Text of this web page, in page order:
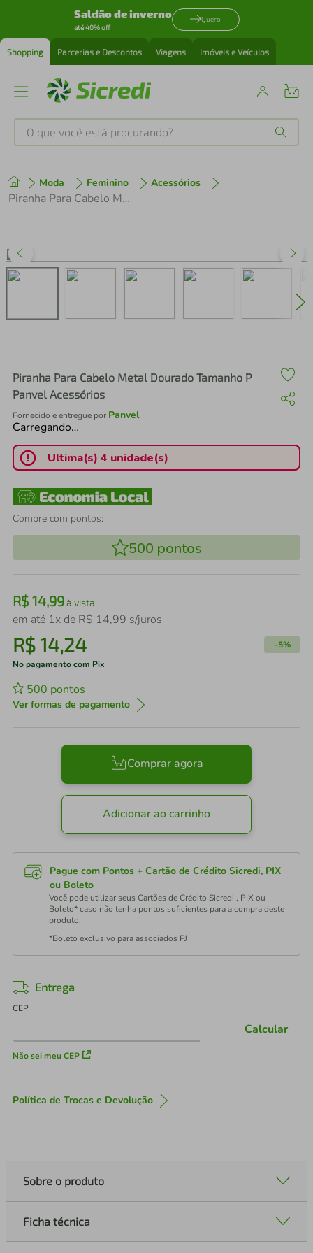
Saldão de inverno
até 40% off
Quero
Shopping Parcerias e Descontos Viagens Imóveis e Veículos
O que você está procurando?
Moda Feminino Acessórios
Piranha Para Cabelo Metal Dourado Tamanho P Panvel Acessórios
Piranha Para Cabelo Metal Dourado Tamanho P
Panvel Acessórios
Fornecido e entregue por Panvel
Carregando…
Última(s) 4 unidade(s)
Compre com pontos:
500 pontos
R$ 14,99à vista
em até 1x de R$ 14,99 s/juros
R$14,24 -5%
No pagamento com Pix
500 pontos
Ver formas de pagamento
Comprar agora
Adicionar ao carrinho
Pague com Pontos + Cartão de Crédito Sicredi, PIX
ou Boleto
Você pode utilizar seus Cartões de Crédito Sicredi , PIX ou
Boleto* caso não tenha pontos suficientes para a compra deste
produto.
*Boleto exclusivo para associados PJ
Entrega
CEP
Não sei meu CEP
Calcular
Política de Trocas e Devolução
Sobre o produto
Ficha técnica
1º tenis
perfume